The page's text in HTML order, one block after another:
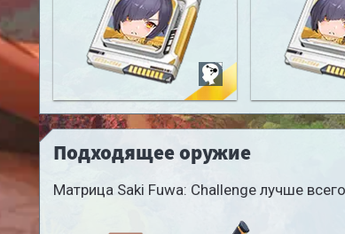
Saki Fuwa: Immersed Saki
Подходящее оружие
Матрица Saki Fuwa: Challenge лучше